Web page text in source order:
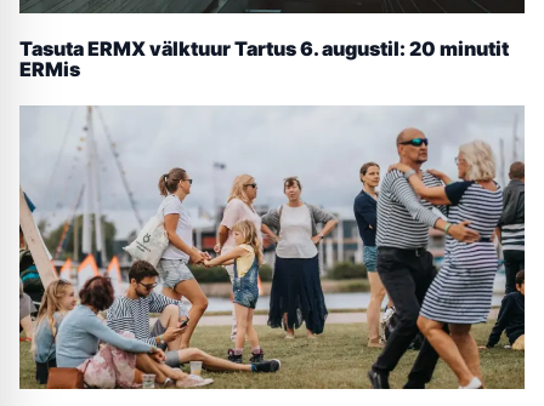
Tasuta ERMX välktuur Tartus 6. augustil: 20 minutit
ERMis